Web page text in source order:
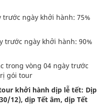
trước ngày khởi hành: 75%
trước ngày khởi hành: 90%
trong vòng 04 ngày trước
gói tour
khởi hành dịp lễ tết: Dịp
12), dịp Tết âm, dịp Tết